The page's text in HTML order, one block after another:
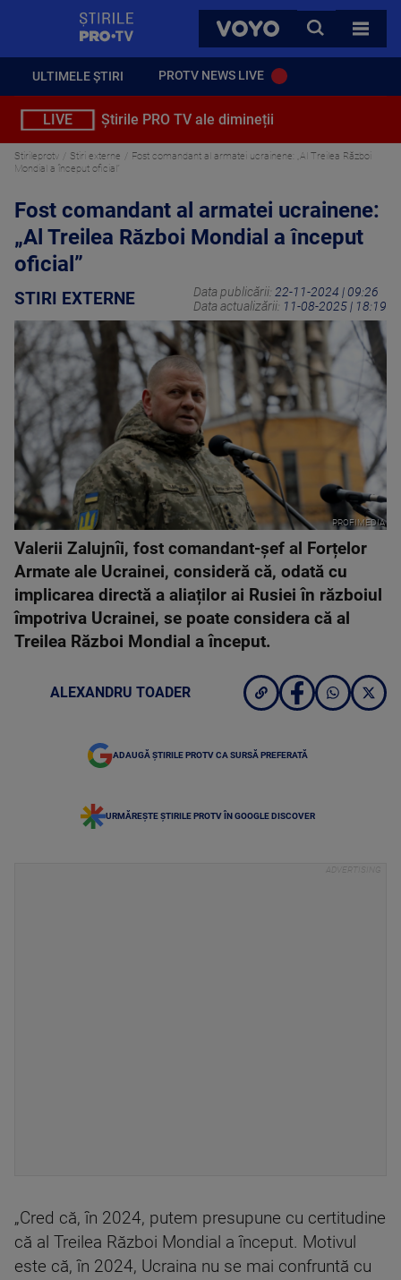
VOYO
CAUTA
TOATE
ULTIMELE ȘTIRI PROTV NEWS LIVE
LIVE Știrile PRO TV ale dimineții
Stirileprotv Stiri externe
Fost comandant al armatei ucrainene: „Al Treilea Război
Mondial a început oficial”
Fost comandant al armatei ucrainene:
„Al Treilea Război Mondial a început
oficial”
STIRI EXTERNE Data publicării: 22-11-2024 | 09:26
Data actualizării: 11-08-2025 | 18:19
PROFIMEDIA
Valerii Zalujnîi, fost comandant-șef al Forțelor
Armate ale Ucrainei, consideră că, odată cu
implicarea directă a aliaților ai Rusiei în războiul
împotriva Ucrainei, se poate considera că al
Treilea Război Mondial a început.
ALEXANDRU TOADER
ADAUGĂ ȘTIRILE PROTV CA SURSĂ PREFERATĂ
URMĂREȘTE ȘTIRILE PROTV ÎN GOOGLE DISCOVER
„Cred că, în 2024, putem presupune cu certitudine
că al Treilea Război Mondial a început. Motivul
este că, în 2024, Ucraina nu se mai confruntă cu